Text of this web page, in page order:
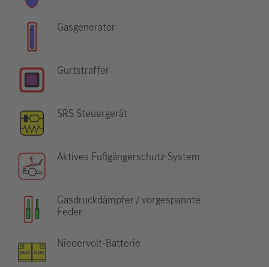
Gasgenerator
Gurtstraffer
SRS Steuergerät
Aktives Fußgängerschutz-System
Gasdruckdämpfer / vorgespannte
Feder
Niedervolt-Batterie